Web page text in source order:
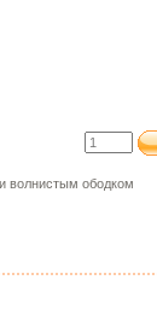
волнистым ободком